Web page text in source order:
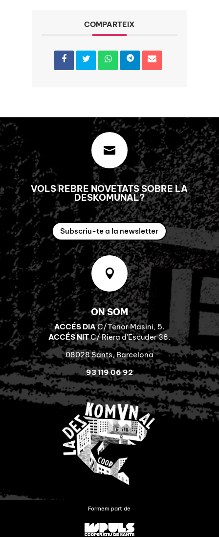
COMPARTEIX

VOLS REBRE NOVETATS SOBRE LA
DESKOMUNAL?
Subscriu-te a la newsletter

ON SOM
ACCÉS DIAC/Tenor Masini, 5.
ACCÉS NITC/ Riera d’Escuder 38.
08028 Sants, Barcelona
93 119 06 92
Formem part de